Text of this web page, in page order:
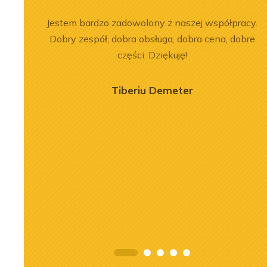
Jestem bardzo zadowolony z naszej współpracy.
Dobry zespół, dobra obsługa, dobra cena, dobre
części. Dziękuję!
Tiberiu Demeter